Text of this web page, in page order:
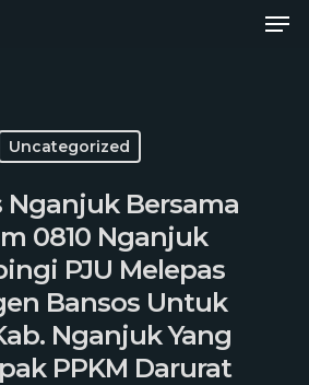
Uncategorized
Nganjuk Bersama
0810 Nganjuk
PJU Melepas
Bansos Untuk
Nganjuk Yang
PPKM Darurat